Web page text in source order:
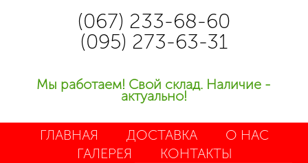
(067) 233-68-60
(095) 273-63-31
Мы работаем! Свой склад. Наличие -
актуально!
ГЛАВНАЯ ДОСТАВКА
О НАС
ГАЛЕРЕЯ
КОНТАКТЫ